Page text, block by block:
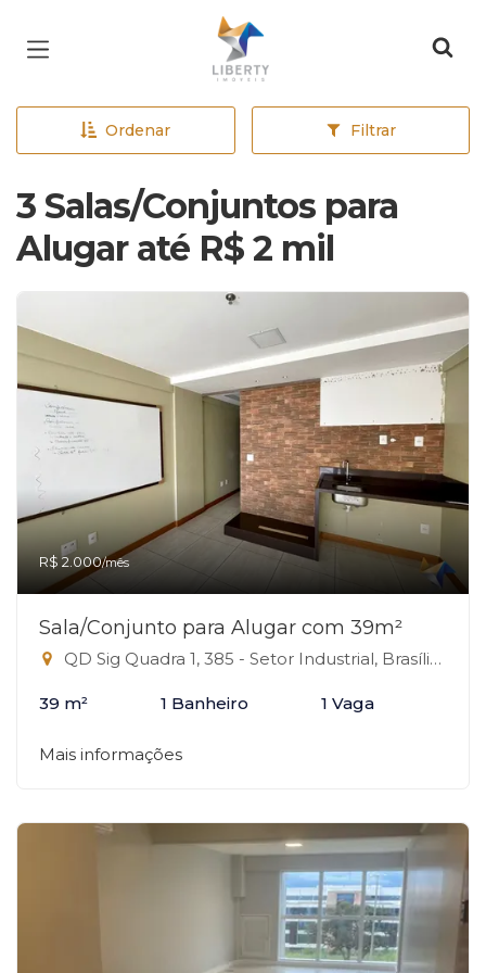
Página inicial
Ordenar Filtrar
3 Salas/Conjuntos para
Alugar até R$ 2 mil
R$ 2.000/mês
Sala/Conjunto para Alugar com 39m²
QD Sig Quadra 1, 385 - Setor Industrial, Brasília-DF
39 m² 1 Banheiro 1 Vaga
Mais informações